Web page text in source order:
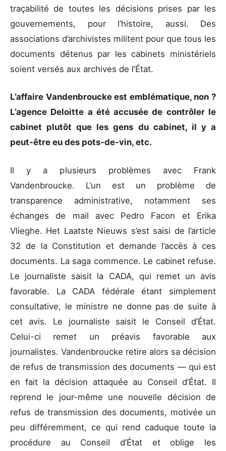
traçabilité de toutes les décisions prises par les
gouvernements, pour l’histoire, aussi. Des
associations d’archivistes militent pour que tous les
documents détenus par les cabinets ministériels
soient versés aux archives de l’État.
L’affaire Vandenbroucke est emblématique, non ?
L’agence Deloitte a été accusée de contrôler le
cabinet plutôt que les gens du cabinet, il y a
peut-être eu des pots-de-vin, etc.
Il y a plusieurs problèmes avec Frank
Vandenbroucke. L’un est un problème de
transparence administrative, notamment ses
échanges de mail avec Pedro Facon et Erika
Vlieghe. Het Laatste Nieuws s’est saisi de l’article
32 de la Constitution et demande l’accès à ces
documents. La saga commence. Le cabinet refuse.
Le journaliste saisit la CADA, qui remet un avis
favorable. La CADA fédérale étant simplement
consultative, le ministre ne donne pas de suite à
cet avis. Le journaliste saisit le Conseil d’État.
Celui-ci remet un préavis favorable aux
journalistes. Vandenbroucke retire alors sa décision
de refus de transmission des documents — qui est
en fait la décision attaquée au Conseil d’État. Il
reprend le jour-même une nouvelle décision de
refus de transmission des documents, motivée un
peu différemment, ce qui rend caduque toute la
procédure au Conseil d’État et oblige les